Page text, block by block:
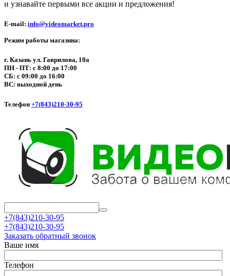
и узнавайте первыми все акции и предложения!
E-mail: info@videomarket.pro
Режим работы магазина:
г. Казань ул. Гаврилова, 10а
ПН - ПТ: с 8:00 до 17:00
СБ: с 09:00 до 16:00
ВС: выходной день
Телефон +7(843)210-30-95
+7(843)210-30-95
+7(843)210-30-95
Заказать обратный звонок
Ваше имя
Телефон